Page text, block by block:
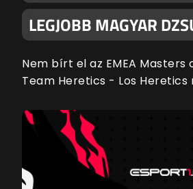
LEGJOBB MAGYAR
Nem bírt el az EMEA
Team Heretics - Los Heretics